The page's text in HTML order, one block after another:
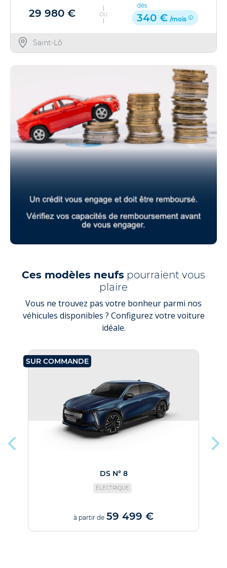
29 980 € OU
dès
340 € /mois
Saint-Lô
Ces modèles neufs pourraient vous
plaire
Vous ne trouvez pas votre bonheur parmi nos
véhicules disponibles ? Configurez votre voiture
idéale.
SUR COMMANDE
DS N° 8
ÉLECTRIQUE
à partir de 59 499 €